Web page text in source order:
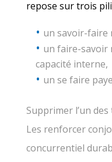
repose sur trois
un savoir-faire
un faire-savoir
capacité interne,
un se faire
Supprimer l’un
Les renforcer
concurrentiel